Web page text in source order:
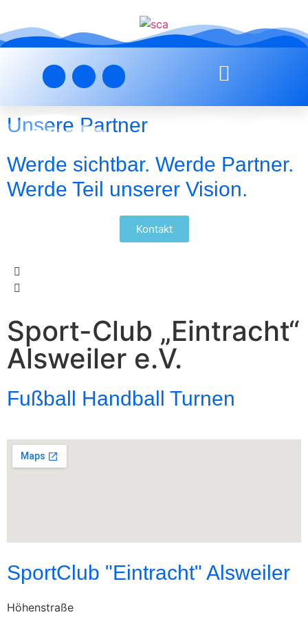
Unsere Partner
Werde sichtbar. Werde Partner.
Werde Teil unserer Vision.
Kontakt
Sport-Club „Eintracht“
Alsweiler e.V.
Fußball Handball Turnen
SportClub "Eintracht" Alsweiler
Höhenstraße